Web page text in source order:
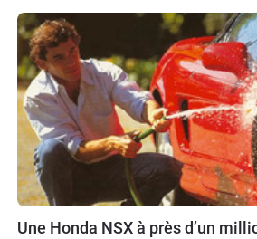
Une Honda NSX à près d’un